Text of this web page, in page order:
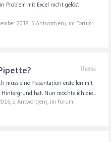
Problem mit Excel nicht gelöst
2018, 5 Antwort(en), im Forum:
Thema
muss eine Präsentation erstellen mit
Hintergrund hat. Nun möchte ich die...
, 2 Antwort(en), im Forum: